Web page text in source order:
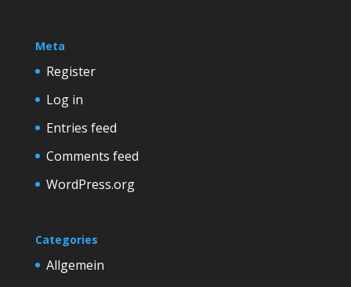
Meta
Register
Log in
Entries feed
Comments feed
WordPress.org
Categories
Allgemein